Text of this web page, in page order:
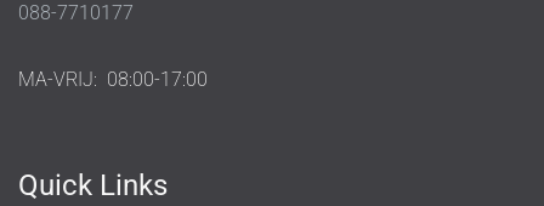
088-7710177
MA-VRIJ: 08:00-17:00
Quick Links